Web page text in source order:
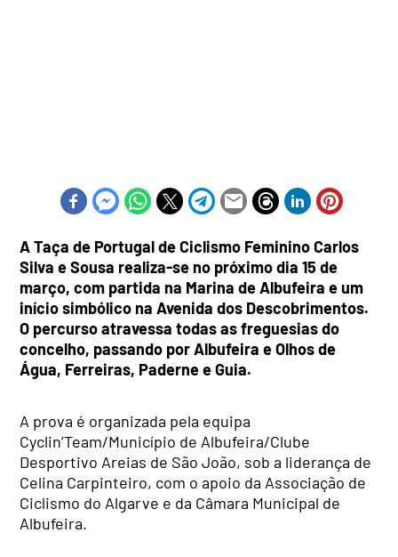
A Taça de Portugal de Ciclismo Feminino Carlos
Silva e Sousa realiza-se no próximo dia 15 de
março, com partida na Marina de Albufeira e um
início simbólico na Avenida dos Descobrimentos.
O percurso atravessa todas as freguesias do
concelho, passando por Albufeira e Olhos de
Água, Ferreiras, Paderne e Guia.
A prova é organizada pela equipa
Cyclin’Team/Município de Albufeira/Clube
Desportivo Areias de São João, sob a liderança de
Celina Carpinteiro, com o apoio da Associação de
Ciclismo do Algarve e da Câmara Municipal de
Albufeira.